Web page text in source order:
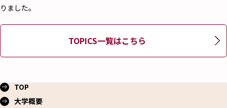
りました。
TOPICS一覧はこちら
TOP
大学概要